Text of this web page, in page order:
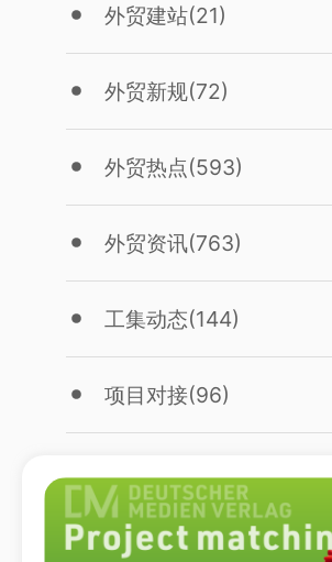
外贸建站(21)
外贸新规(72)
外贸热点(593)
外贸资讯(763)
工集动态(144)
项目对接(96)